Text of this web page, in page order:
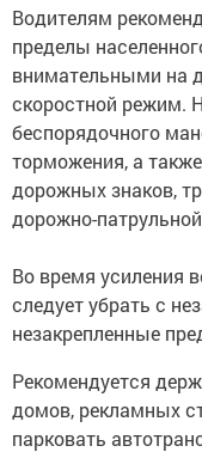
Водителям
пределы
внимательными на
скоростной режим.
беспорядочного
торможения, а
дорожных знаков,
дорожно-
Во время усиления
следует убрать с
незакрепленные
Рекомендуется
домов, рекламных
парковать